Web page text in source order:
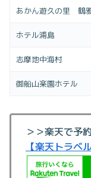
あかん遊久の里 鶴
ホテル浦島
志摩地中海村
御船山楽園ホテル
＞＞楽天で予
【楽天トラベ